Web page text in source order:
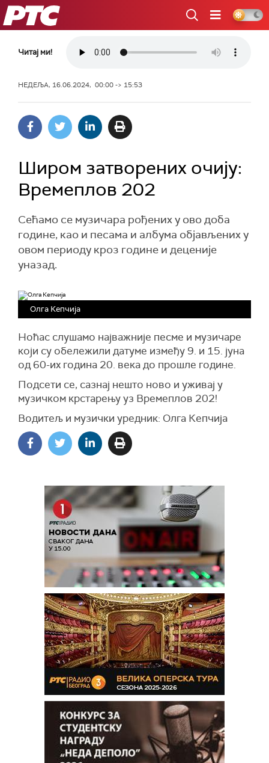
РТС
Читај ми!
НЕДЕЉА, 16.06.2024, 00:00 -> 15:53
Широм затворених очију:
Времеплов 202
Сећамо се музичара рођених у ово доба
године, као и песама и албума објављених у
овом периоду кроз године и деценије
уназад.
Олга Кепчија
Ноћас слушамо најважније песме и музичаре
који су обележили датуме између 9. и 15. јуна
од 60-их година 20. века до прошле године.
Подсети се, сазнај нешто ново и уживај у
музичком крстарењу уз Времеплов 202!
Водитељ и музички уредник: Олга Кепчија